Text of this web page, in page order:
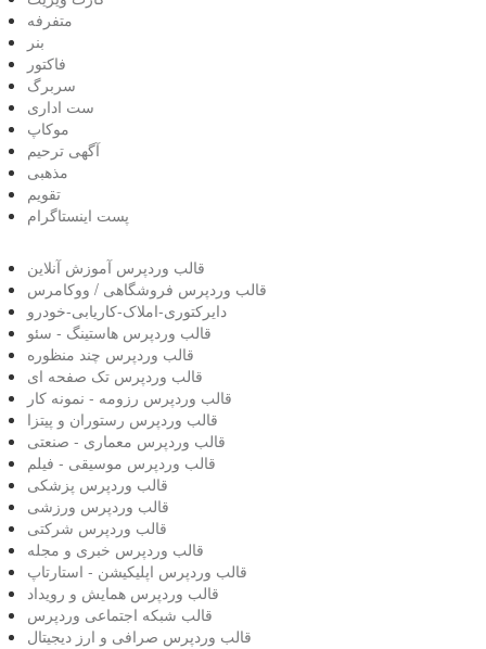
متفرفه
بنر
فاکتور
سربرگ
ست اداری
موکاپ
آگهی ترحیم
مذهبی
تقویم
پست اینستاگرام
قالب وردپرس آموزش آنلاین
قالب وردپرس فروشگاهی / ووکامرس
دایرکتوری-املاک-کاریابی-خودرو
قالب وردپرس هاستینگ - سئو
قالب وردپرس چند منظوره
قالب وردپرس تک صفحه ای
قالب وردپرس رزومه - نمونه کار
قالب وردپرس رستوران و پیتزا
قالب وردپرس معماری - صنعتی
قالب وردپرس موسیقی - فیلم
قالب وردپرس پزشکی
قالب وردپرس ورزشی
قالب وردپرس شرکتی
قالب وردپرس خبری و مجله
قالب وردپرس اپلیکیشن - استارتاپ
قالب وردپرس همایش و رویداد
قالب شبکه اجتماعی وردپرس
قالب وردپرس صرافی و ارز دیجیتال